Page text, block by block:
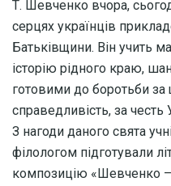
Т. Шевченко вчора,
серцях українців
Батьківщини. Він учить
історію рідного краю,
готовими до боротьби
справедливість, за честь
З нагоди даного свята
філологом підготували
композицію «Шевченко –